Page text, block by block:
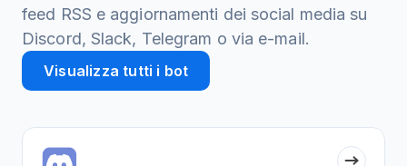
feed RSS e aggiornamenti dei social media su
Discord, Slack, Telegram o via e-mail.
Visualizza tutti i bot